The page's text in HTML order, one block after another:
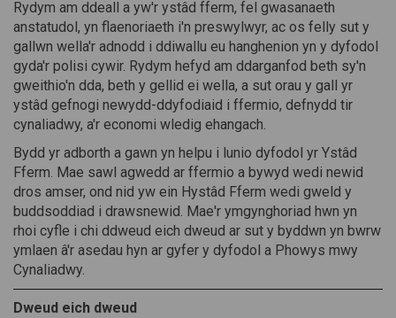
Rydym am ddeall a yw'r ystâd fferm, fel gwasanaeth
anstatudol, yn flaenoriaeth i'n preswylwyr, ac os felly sut y
gallwn wella'r adnodd i ddiwallu eu hanghenion yn y dyfodol
gyda'r polisi cywir. Rydym hefyd am ddarganfod beth sy'n
gweithio'n dda, beth y gellid ei wella, a sut orau y gall yr
ystâd gefnogi newydd-ddyfodiaid i ffermio, defnydd tir
cynaliadwy, a'r economi wledig ehangach.
Bydd yr adborth a gawn yn helpu i lunio dyfodol yr Ystâd
Fferm. Mae sawl agwedd ar ffermio a bywyd wedi newid
dros amser, ond nid yw ein Hystâd Fferm wedi gweld y
buddsoddiad i drawsnewid. Mae'r ymgynghoriad hwn yn
rhoi cyfle i chi ddweud eich dweud ar sut y byddwn yn bwrw
ymlaen â'r asedau hyn ar gyfer y dyfodol a Phowys mwy
Cynaliadwy.
Dweud eich dweud